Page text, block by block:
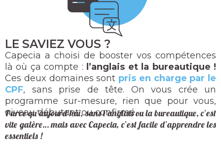
LE SAVIEZ VOUS ?
Capecia a choisi de booster vos compétences
là où ça compte : l’anglais et la bureautique !
Ces deux domaines sont pris en charge par le
CPF, sans prise de tête. On vous crée un
programme sur-mesure, rien que pour vous,
niveau débutant ou confirmé.
Parce qu’aujourd’hui, sans l’anglais ou la bureautique, c’est
vite galère… mais avec Capecia, c’est facile d’apprendre les
essentiels !